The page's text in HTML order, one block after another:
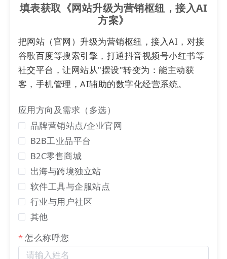
充“月”多，返“月”多
账户预充值即返10%
* 充值返现活动9月17日截止
活动规则
填表获取《网站升级为营销枢纽，接入AI
方案》
把网站（官网）升级为营销枢纽，接入AI，对接
谷歌百度等搜索引擎，打通抖音视频号小红书等
社交平台，让网站从"摆设"转变为：能主动获
客，手机管理，AI辅助的数字化经营系统。
应用方向及需求（多选）
品牌营销站点/企业官网
B2B工业品平台
B2C零售商城
出海与跨境独立站
软件工具与企服站点
行业与用户社区
其他
怎么称呼您